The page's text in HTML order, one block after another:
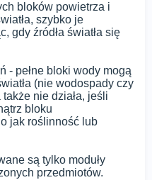
bloków powietrza i
szybko je
gdy źródła światła się
- pełne bloki wody mogą
(nie wodospady czy
nie działa, jeśli
bloku
jak roślinność lub
są tylko moduły
przedmiotów.